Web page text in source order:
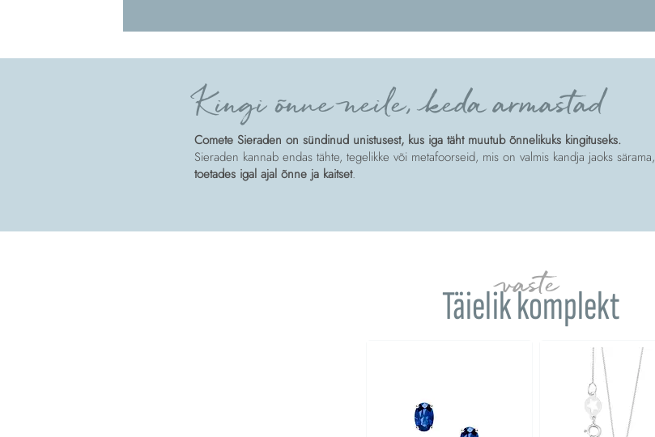
Kingi õnne neile, keda armastad
Comete Sieraden on sündinud unistusest, kus iga täht muutub õnnelikuks kingituseks.
Sieraden kannab endas tähte, tegelikke või metafoorseid, mis on valmis kandja jaoks särama,
toetades igal ajal õnne ja kaitset.
Täielik komplekt
vaste